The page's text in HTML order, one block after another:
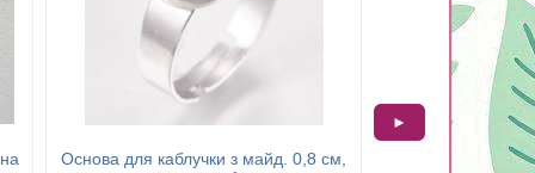
Основа для каблучки з майд. 0,8 см,
Тримач для
►